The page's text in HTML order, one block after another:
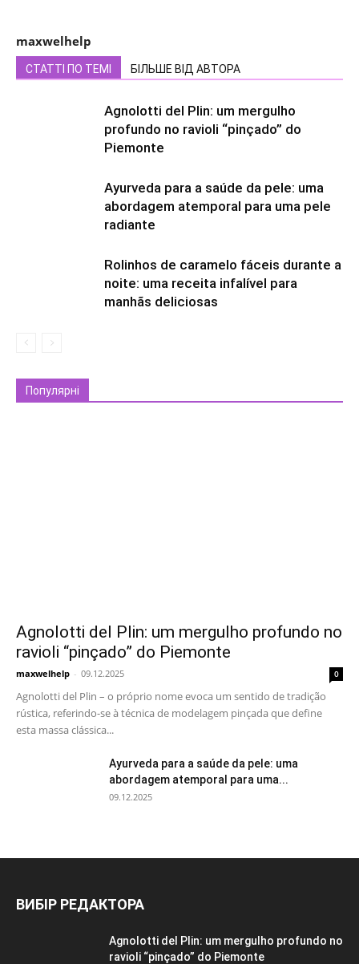
maxwelhelp
СТАТТІ ПО ТЕМІ БІЛЬШЕ ВІД АВТОРА
Agnolotti del Plin: um mergulho
profundo no ravioli “pinçado” do
Piemonte
Ayurveda para a saúde da pele: uma
abordagem atemporal para uma pele
radiante
Rolinhos de caramelo fáceis durante a
noite: uma receita infalível para
manhãs deliciosas
Популярні
Agnolotti del Plin: um mergulho profundo no
ravioli “pinçado” do Piemonte
maxwelhelp - 09.12.2025 0
Agnolotti del Plin – o próprio nome evoca um sentido de tradição
rústica, referindo-se à técnica de modelagem pinçada que define
esta massa clássica...
Ayurveda para a saúde da pele: uma
abordagem atemporal para uma...
09.12.2025
ВИБІР РЕДАКТОРА
Agnolotti del Plin: um mergulho profundo no
ravioli “pinçado” do Piemonte